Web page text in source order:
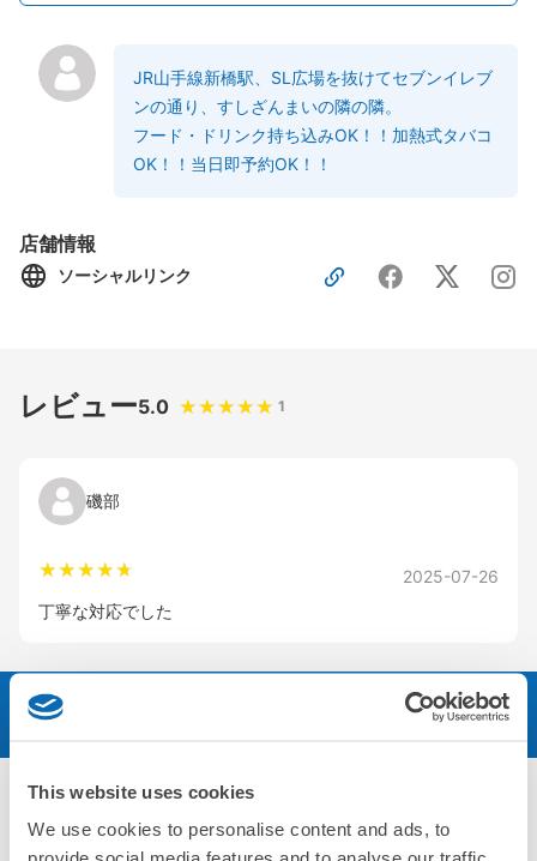
This website uses cookies
We use cookies to personalise content and ads, to
JR山手線新橋駅、SL広場を抜けてセブンイレブ
ンの通り、すしざんまいの隣の隣。
フード・ドリンク持ち込みOK！！加熱式タバコ
OK！！当日即予約OK！！
店舗情報
ソーシャルリンク
レビュー5.0 1
磯部
2025-07-26
丁寧な対応でした
エリア